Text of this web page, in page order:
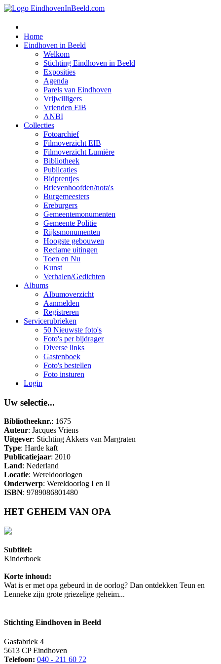
Home
Eindhoven in Beeld
Welkom
Stichting Eindhoven in Beeld
Exposities
Agenda
Parels van Eindhoven
Vrijwilligers
Vrienden EiB
ANBI
Collecties
Fotoarchief
Filmoverzicht EIB
Filmoverzicht Lumière
Bibliotheek
Publicaties
Bidprentjes
Brievenhoofden/nota's
Burgemeesters
Ereburgers
Gemeentemonumenten
Gemeente Politie
Rijksmonumenten
Hoogste gebouwen
Reclame uitingen
Toen en Nu
Kunst
Verhalen/Gedichten
Albums
Albumoverzicht
Aanmelden
Registreren
Servicerubrieken
50 Nieuwste foto's
Foto's per bijdrager
Diverse links
Gastenboek
Foto's bestellen
Foto insturen
Login
Uw selectie...
Bibliotheeknr.: 1675
Auteur: Jacques Vriens
Uitgever: Stichting Akkers van Margraten
Type: Harde kaft
Publicatiejaar: 2010
Land: Nederland
Locatie: Wereldoorlogen
Onderwerp: Wereldoorlog I en II
ISBN: 9789086801480
HET GEHEIM VAN OPA
Subtitel:
Kinderboek
Korte inhoud:
Wat is er met opa gebeurd in de oorlog? Dan ontdekken Teun en
Lenneke zijn grote griezelige geheim...
Stichting Eindhoven in Beeld
Gasfabriek 4
5613 CP Eindhoven
Telefoon: 040 - 211 60 72